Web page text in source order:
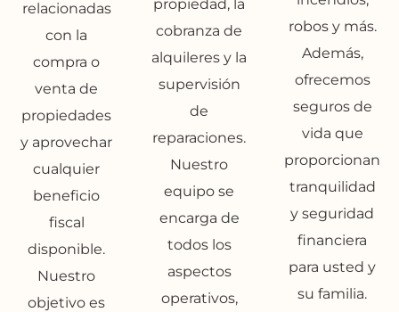
relacionadas
con la
compra o
venta de
propiedades
y aprovechar
cualquier
beneficio
fiscal
disponible.
Nuestro
objetivo es
propiedad, la
cobranza de
alquileres y la
supervisión
de
reparaciones.
Nuestro
equipo se
encarga de
todos los
aspectos
operativos,
robos y más.
Además,
ofrecemos
seguros de
vida que
proporcionan
tranquilidad
y seguridad
financiera
para usted y
su familia.